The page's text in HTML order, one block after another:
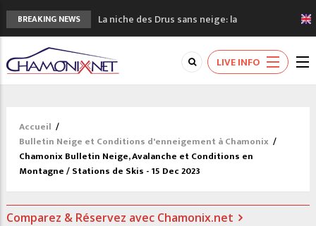
BREAKING NEWS
La niche des Drus sans neige: la
sécheresse en haute montagne
3 bonnes raisons pour visiter le nouveau
Musée du Mont-Blanc
Accidents en montagne: 3 personnes sont
à pied à Chamonix
3eme Chamonix Vallée Classics Festival
LIVE INFO
Accueil /
Bulletin Neige et Conditions d'enneigement à Chamonix /
Chamonix Bulletin Neige, Avalanche et Conditions en
Montagne / Stations de Skis - 15 Dec 2023
Comparez & Réservez avec Chamonix.net